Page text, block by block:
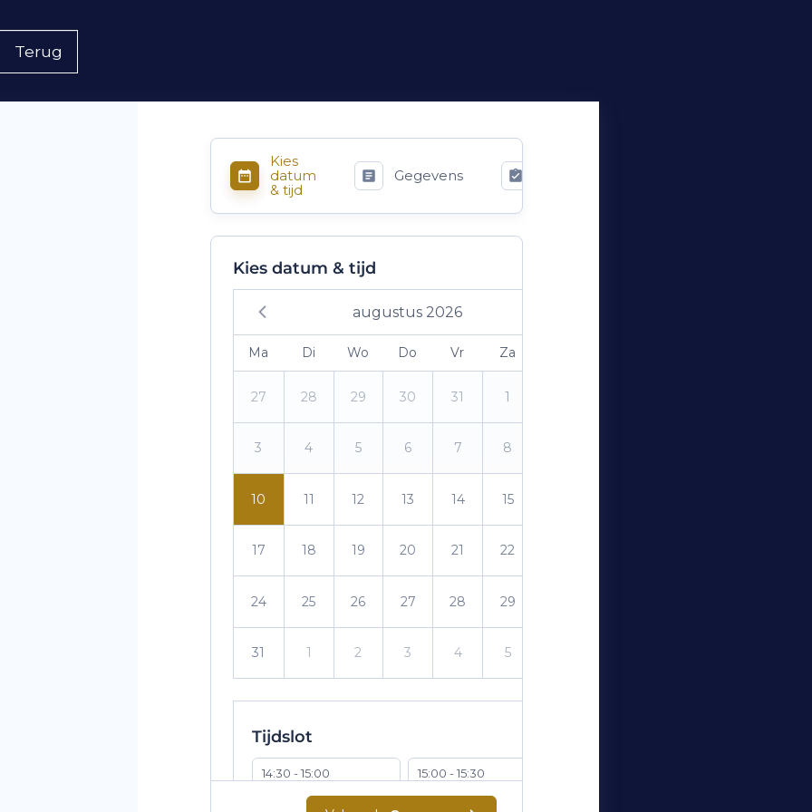
Terug
Kies
datum
& tijd
Gegevens
Kies datum & tijd
augustus 2026
Ma Di Wo Do Vr Za
27 28 29 30 31 1
3 4 5 6 7 8
10 11 12 13 14 15
17 18 19 20 21 22
24 25 26 27 28 29
31 1 2 3 4 5
Tijdslot
14:30 - 15:00 15:00 - 15:30